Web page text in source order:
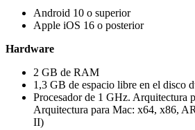
Android 10 o superior
Apple iOS 16 o posterior
Hardware
2 GB de RAM
1,3 GB de espacio libre en el disco
Procesador de 1 GHz. Arquitectura
Arquitectura para Mac: x64, x86,
II)